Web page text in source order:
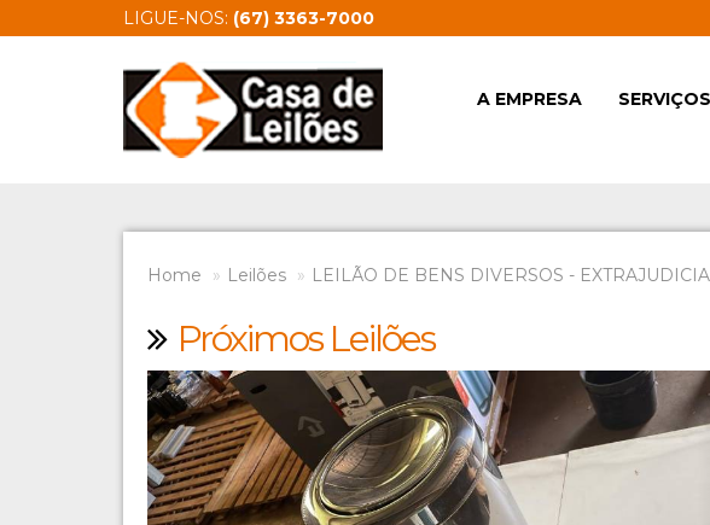
LIGUE-NOS: (67) 3363-7000
A EMPRESA SERVIÇOS
Home Leilões LEILÃO DE BENS DIVERSOS -
Próximos Leilões
Previous